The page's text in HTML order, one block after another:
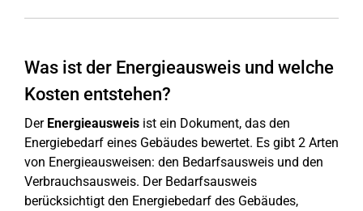
Was ist der Energieausweis und welche
Kosten entstehen?
Der Energieausweis ist ein Dokument, das den
Energiebedarf eines Gebäudes bewertet. Es gibt 2 Arten
von Energieausweisen: den Bedarfsausweis und den
Verbrauchsausweis. Der Bedarfsausweis
berücksichtigt den Energiebedarf des Gebäudes,